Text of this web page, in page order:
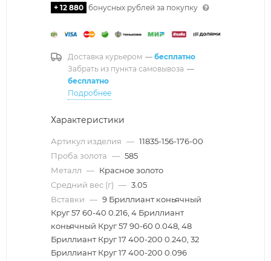
+ 12 880 бонусных рублей за покупку
Доставка курьером — бесплатно
Забрать из пункта самовывоза —
бесплатно
Подробнее
Характеристики
Артикул изделия — 11835-156-176-00
Проба золота — 585
Металл — Красное золото
Средний вес (г) — 3.05
Вставки — 9 Бриллиант коньячный
Круг 57 60-40 0.216, 4 Бриллиант
коньячный Круг 57 90-60 0.048, 48
Бриллиант Круг 17 400-200 0.240, 32
Бриллиант Круг 17 400-200 0.096